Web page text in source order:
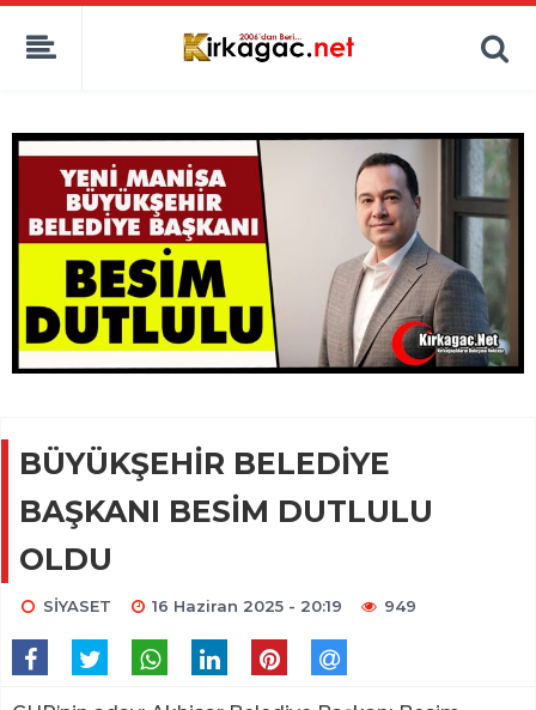
BÜYÜKŞEHİR BELEDİYE
BAŞKANI BESİM DUTLULU
OLDU
SİYASET 16 Haziran 2025 - 20:19 949